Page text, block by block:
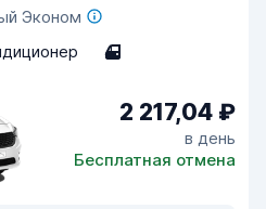
Эконом
4
2 217,04 ₽
в день
Бесплатная отмена